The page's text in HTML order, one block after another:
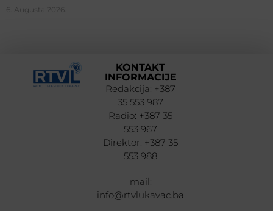
6. Augusta 2026.
KONTAKT
INFORMACIJE
Redakcija: +387
35 553 987
Radio: +387 35
553 967
Direktor: +387 35
553 988
mail:
info@rtvlukavac.ba